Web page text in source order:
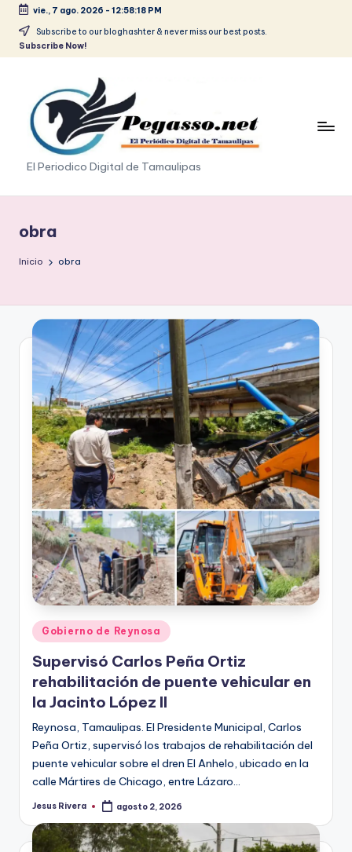
Saltar
vie., 7 ago. 2026 - 12:58:20 PM
Subscribe to our bloghashter & never miss our best posts.
Subscribe Now!
p
e
g
s
.
r
e
s
s
El Periodico Digital de Tamaulipas
obra
Inicio obra
Publicado
en
Gobierno de Reynosa
Supervisó Carlos Peña Ortiz
rehabilitación de puente vehicular en
la Jacinto López II
Reynosa, Tamaulipas. El Presidente Municipal, Carlos
Peña Ortiz, supervisó los trabajos de rehabilitación del
puente vehicular sobre el dren El Anhelo, ubicado en la
calle Mártires de Chicago, entre Lázaro…
Publicado
Jesus Rivera agosto 2, 2026